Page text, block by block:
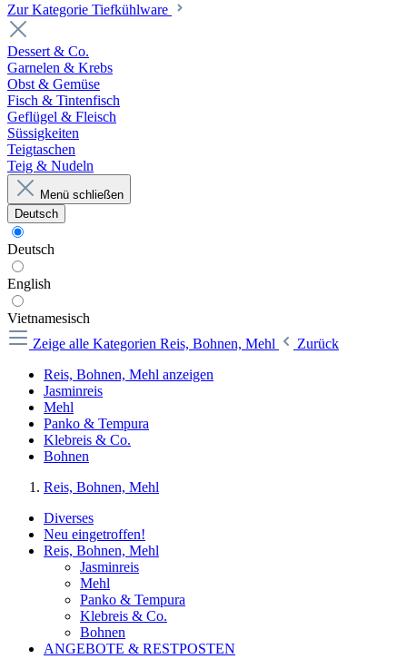
Zur Kategorie Tiefkühlware
Dessert & Co.
Garnelen & Krebs
Obst & Gemüse
Fisch & Tintenfisch
Geflügel & Fleisch
Süssigkeiten
Teigtaschen
Teig & Nudeln
Menü schließen
Deutsch
Deutsch
English
Vietnamesisch
Zeige alle Kategorien Reis, Bohnen, Mehl
Zurück
Reis, Bohnen, Mehl anzeigen
Jasminreis
Mehl
Panko & Tempura
Klebreis & Co.
Bohnen
Reis, Bohnen, Mehl
Diverses
Neu eingetroffen!
Reis, Bohnen, Mehl
Jasminreis
Mehl
Panko & Tempura
Klebreis & Co.
Bohnen
ANGEBOTE & RESTPOSTEN